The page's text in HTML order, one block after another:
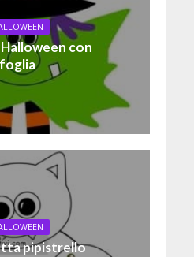
con
foglia
pipistrello